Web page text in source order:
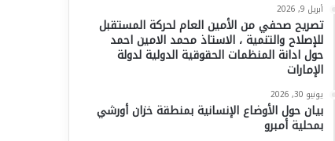
أبريل 9, 2026
تصريح صحفي من الأمين العام لحركة المستقبل
للإصلاح والتنمية ، الاستاذ محمد الامين احمد
حول ادانة المنظمات الحقوقية الدولية لدولة
الإمارات
يونيو 30, 2026
بيان حول الأوضاع الإنسانية بمنطقة خزان أورشي
بمحلية أمبرو